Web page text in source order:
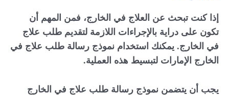
إذا كنت تبحث عن العلاج في الخارج، فمن المهم أن
تكون على دراية بالإجراءات اللازمة لتقديم طلب علاج
في الخارج. يمكنك استخدام نموذج رسالة طلب علاج في
الخارج الإمارات لتبسيط هذه العملية.
يجب أن يتضمن نموذج رسالة طلب علاج في الخارج